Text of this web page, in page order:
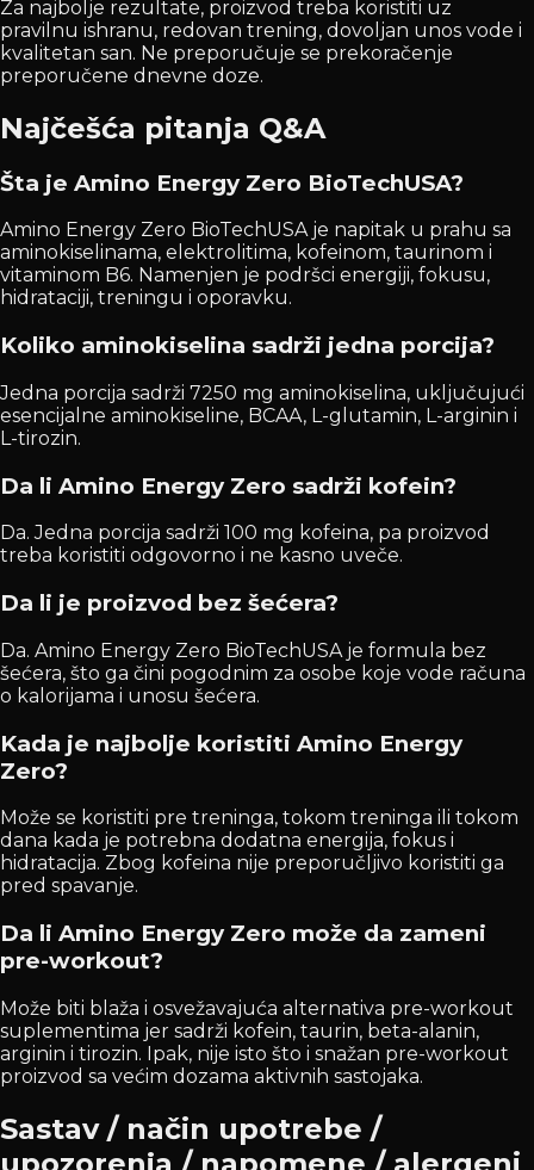
Za najbolje rezultate, proizvod treba koristiti uz
pravilnu ishranu, redovan trening, dovoljan unos vode i
kvalitetan san. Ne preporučuje se prekoračenje
preporučene dnevne doze.
Najčešća pitanja Q&A
Šta je Amino Energy Zero BioTechUSA?
Amino Energy Zero BioTechUSA je napitak u prahu sa
aminokiselinama, elektrolitima, kofeinom, taurinom i
vitaminom B6. Namenjen je podršci energiji, fokusu,
hidrataciji, treningu i oporavku.
Koliko aminokiselina sadrži jedna porcija?
Jedna porcija sadrži 7250 mg aminokiselina, uključujući
esencijalne aminokiseline, BCAA, L-glutamin, L-arginin i
L-tirozin.
Da li Amino Energy Zero sadrži kofein?
Da. Jedna porcija sadrži 100 mg kofeina, pa proizvod
treba koristiti odgovorno i ne kasno uveče.
Da li je proizvod bez šećera?
Da. Amino Energy Zero BioTechUSA je formula bez
šećera, što ga čini pogodnim za osobe koje vode računa
o kalorijama i unosu šećera.
Kada je najbolje koristiti Amino Energy
Zero?
Može se koristiti pre treninga, tokom treninga ili tokom
dana kada je potrebna dodatna energija, fokus i
hidratacija. Zbog kofeina nije preporučljivo koristiti ga
pred spavanje.
Da li Amino Energy Zero može da zameni
pre-workout?
Može biti blaža i osvežavajuća alternativa pre-workout
suplementima jer sadrži kofein, taurin, beta-alanin,
arginin i tirozin. Ipak, nije isto što i snažan pre-workout
proizvod sa većim dozama aktivnih sastojaka.
Sastav / način upotrebe /
upozorenja / napomene / alergeni